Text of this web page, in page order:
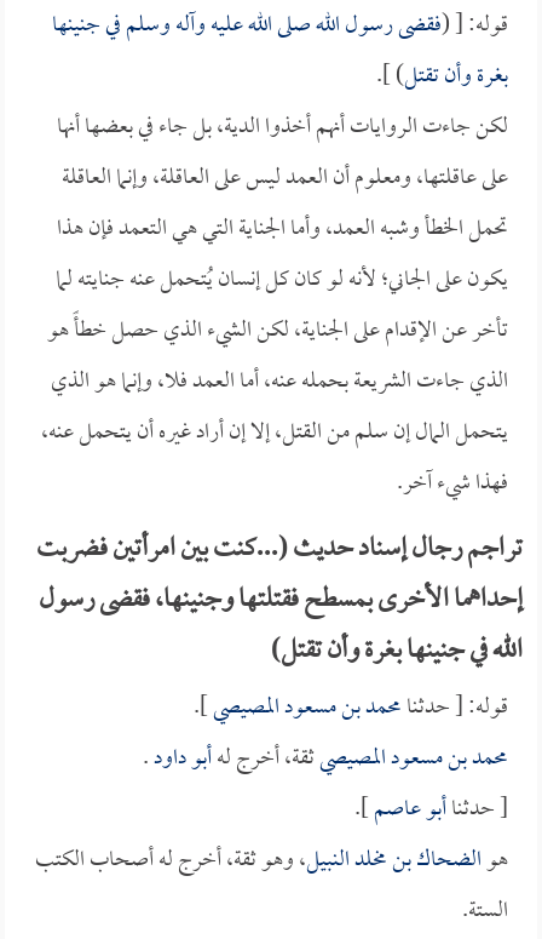
قوله: [ (فقضى رسول الله صلى الله عليه وآله وسلم في جنينها
بغرة وأن تقتل) ].
لكن جاءت الروايات أنهم أخذوا الدية، بل جاء في بعضها أنها
على عاقلتها، ومعلوم أن العمد ليس على العاقلة، وإنما العاقلة
تحمل الخطأ وشبه العمد، وأما الجناية التي هي التعمد فإن هذا
يكون على الجاني؛ لأنه لو كان كل إنسان يُتحمل عنه جنايته لما
تأخر عن الإقدام على الجناية، لكن الشيء الذي حصل خطأً هو
الذي جاءت الشريعة بحمله عنه، أما العمد فلا، وإنما هو الذي
يتحمل المال إن سلم من القتل، إلا إن أراد غيره أن يتحمل عنه،
فهذا شيء آخر.
تراجم رجال إسناد حديث (...كنت بين امرأتين فضربت
إحداهما الأخرى بمسطح فقتلتها وجنينها، فقضى رسول
الله في جنينها بغرة وأن تقتل)
قوله: [ حدثنامحمد بن مسعود المصيصي].
محمد بن مسعود المصيصيثقة، أخرج لهأبو داود.
[ حدثناأبو عاصم].
هوالضحاك بن مخلد النبيل، وهو ثقة، أخرج له أصحاب الكتب
الستة.